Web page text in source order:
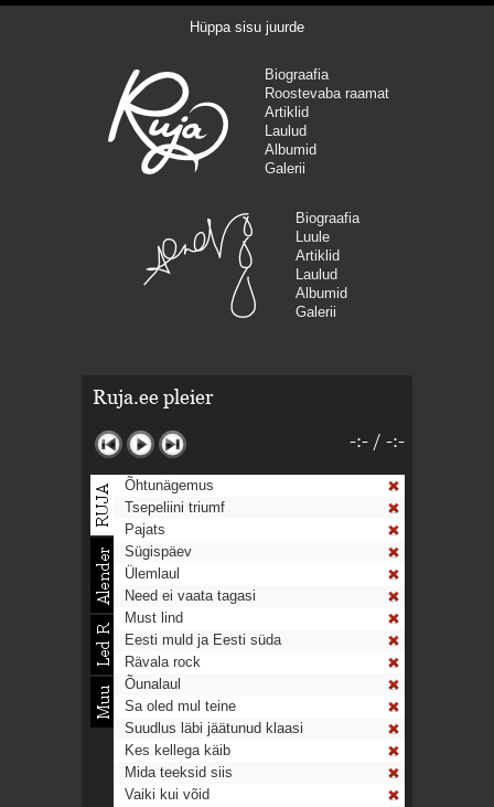
Hüppa sisu juurde
Biograafia
Roostevaba raamat
Artiklid
Laulud
Albumid
Galerii
Biograafia
Luule
Artiklid
Laulud
Albumid
Galerii
Ruja.ee pleier
-:- / -:-
Õhtunägemus
Tsepeliini triumf
Pajats
Sügispäev
Ülemlaul
Need ei vaata tagasi
Must lind
Eesti muld ja Eesti süda
Rävala rock
Õunalaul
Sa oled mul teine
Suudlus läbi jäätunud klaasi
Kes kellega käib
Mida teeksid siis
Vaiki kui võid